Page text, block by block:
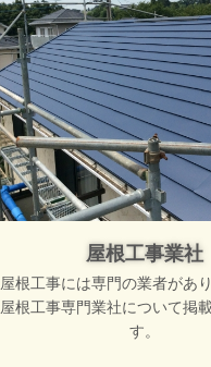
屋根工事業社
屋根工事には専門の業者があ
屋根工事専門業社について掲
す。